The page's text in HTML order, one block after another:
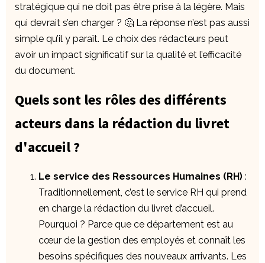
stratégique qui ne doit pas être prise à la légère. Mais
qui devrait s’en charger ? 🤔 La réponse n’est pas aussi
simple qu’il y paraît. Le choix des rédacteurs peut
avoir un impact significatif sur la qualité et l’efficacité
du document.
Quels sont les rôles des différents
acteurs dans la rédaction du livret
d'accueil ?
Le service des Ressources Humaines (RH) :
Traditionnellement, c’est le service RH qui prend
en charge la rédaction du livret d’accueil.
Pourquoi ? Parce que ce département est au
cœur de la gestion des employés et connaît les
besoins spécifiques des nouveaux arrivants. Les